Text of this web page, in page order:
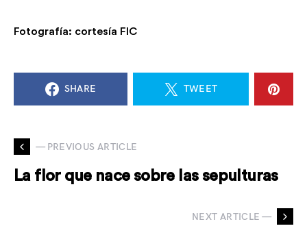
Fotografía: cortesía FIC
SHARE TWEET
— PREVIOUS ARTICLE
La flor que nace sobre las sepulturas
NEXT ARTICLE —